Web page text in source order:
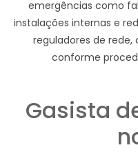
emergências como
instalações internas e
reguladores de
conforme
Gasista